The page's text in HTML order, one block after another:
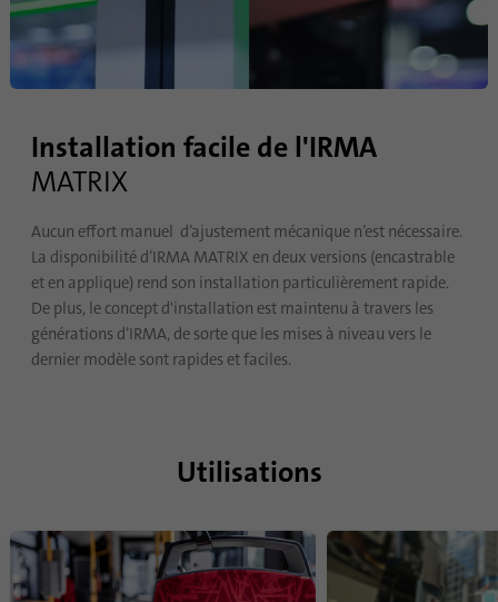
Installation facile de l'IRMA
MATRIX
Aucun effort manuel d’ajustement mécanique n’est nécessaire.
La disponibilité d’IRMA MATRIX en deux versions (encastrable
et en applique) rend son installation particulièrement rapide.
De plus, le concept d'installation est maintenu à travers les
générations d’IRMA, de sorte que les mises à niveau vers le
dernier modèle sont rapides et faciles.
Utilisations